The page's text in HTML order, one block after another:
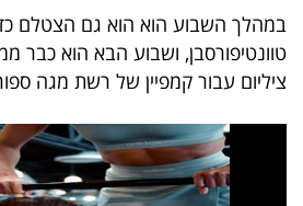
40
UNDER
שיתופי
במהלך השבוע הוא הוא גם הצטלם
טוונטיפורסבן, ושבוע הבא הוא כבר
ציליום עבור קמפיין של רשת מגה